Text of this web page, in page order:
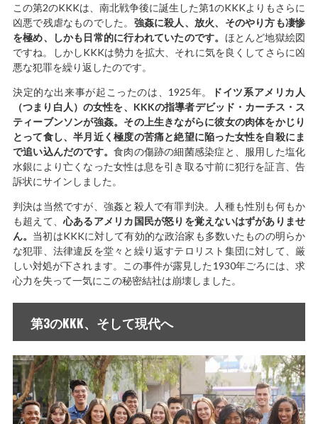
この第2のKKKは、南北戦争後に誕生した第1のKKKよりもさらに
凶悪で残虐なものでした。 強姦に殺人、放火、そのやり方も凄惨
を極め、しかも日常的に行われていたのです。 ほとんど地獄絵図
ですね。しかしKKKは勢力を拡大、それに気を良くしてさらに凶
悪な犯罪を繰り返したのです。
決定的な出来事が起こったのは、1925年。
ドイツ系アメリカ人
（つまり白人）の女性を、KKKの指導者デビッド・カーチス・ス
ティーブンソンが強姦。その上生きながらに彼女の肉体をかじり
とって食し、半月近く極度の苦痛と絶望に陥った女性を自殺にま
で追い込んだのです。食肉の傷跡の細菌感染症と、服用した塩化
水銀により亡くなった女性は息を引き取る寸前に犯行を証言、告
訴状にサインしました。
判決は当然ですが、強姦と殺人で有罪判決。人種も性別も何もか
も超えて、心あるアメリカ国民が怒りを覚えないはずがありませ
ん。 当初はKKKに対して有効的な政治家も多数いたものの明らか
な犯罪、法律違反を堂々と繰り返すテロリスト集団に対して、厳
しい対処が下されます。この事件が露見した1930年ごろには、求
心力を失って一気にこの秘密結社は崩壊しました。
第3のKKK、そして現代へ